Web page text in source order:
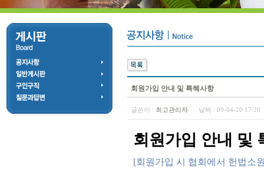
회원가입 안내 및 특혜사항
글쓴이 : 최고관리자 날짜 : 09-04-20
회원가입 안내 및
[회원가입 시 협회에서 헌법소